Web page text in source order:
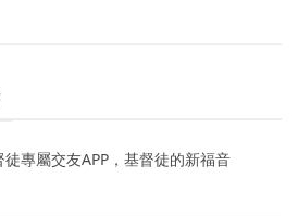
徒專屬交友APP，基督徒的新福音